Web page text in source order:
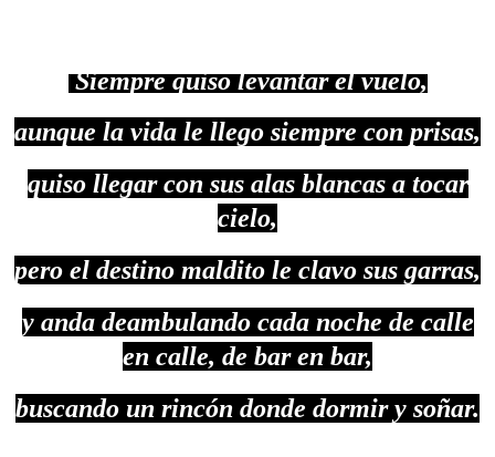
Siempre quiso levantar el vuelo,
aunque la vida le llego siempre con prisas,
quiso llegar con sus alas blancas a tocar
cielo,
pero el destino maldito le clavo sus garras,
y anda deambulando cada noche de calle
en calle, de bar en bar,
buscando un rincón donde dormir y soñar.